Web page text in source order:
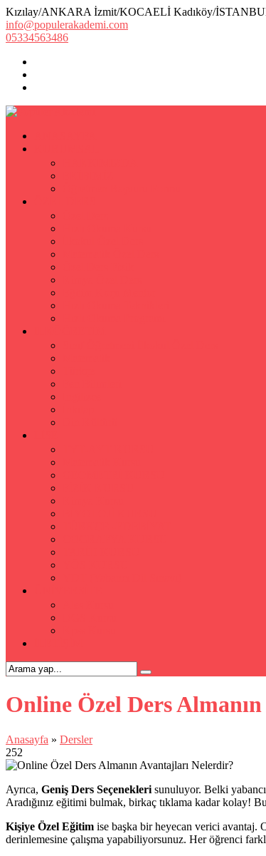
Kızılay/ANKARA İzmit/KOCAELİ Kadıköy/
info@populerakademi.com
05334563486
Online Özel Ders
Anasayfa » Dersler
252
Ayrıca, Geniş Ders Seçenekleri sunuluyor. Belki
Aradığınız eğitimi bulmak, birkaç tıklama kadar kolay!
Kişiye Özel Eğitim ise başka bir heyecan verici avantaj.
derinlemesine çalışma yapabiliyorsunuz. Her öğrenci